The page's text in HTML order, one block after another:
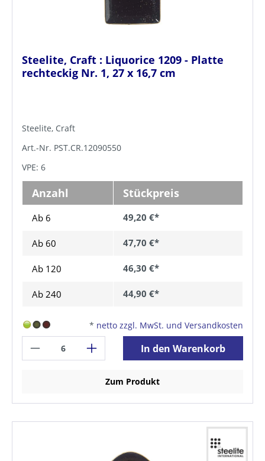
Steelite, Craft : Liquorice 1209 - Platte
rechteckig Nr. 1, 27 x 16,7 cm
Steelite, Craft
Art.-Nr. PST.CR.12090550
VPE: 6
Anzahl Stückpreis
Ab 6 49,20 €*
Ab 60 47,70 €*
Ab 120 46,30 €*
Ab 240 44,90 €*
* netto zzgl. MwSt. und Versandkosten
In den Warenkorb
Zum Produkt